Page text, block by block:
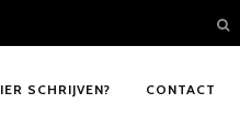
SCHRIJVEN? CONTACT